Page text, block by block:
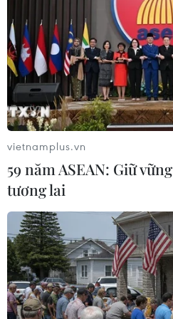
khủng bố mặc trang phục của
này đều hoạt động khủng bố
Afghanistan: Tấn công
vietnamplus.vn
59 năm ASEAN: Giữ
tương lai